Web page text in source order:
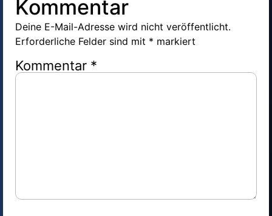
Kommentar
Deine E-Mail-Adresse wird nicht veröffentlicht.
Erforderliche Felder sind mit * markiert
Kommentar *